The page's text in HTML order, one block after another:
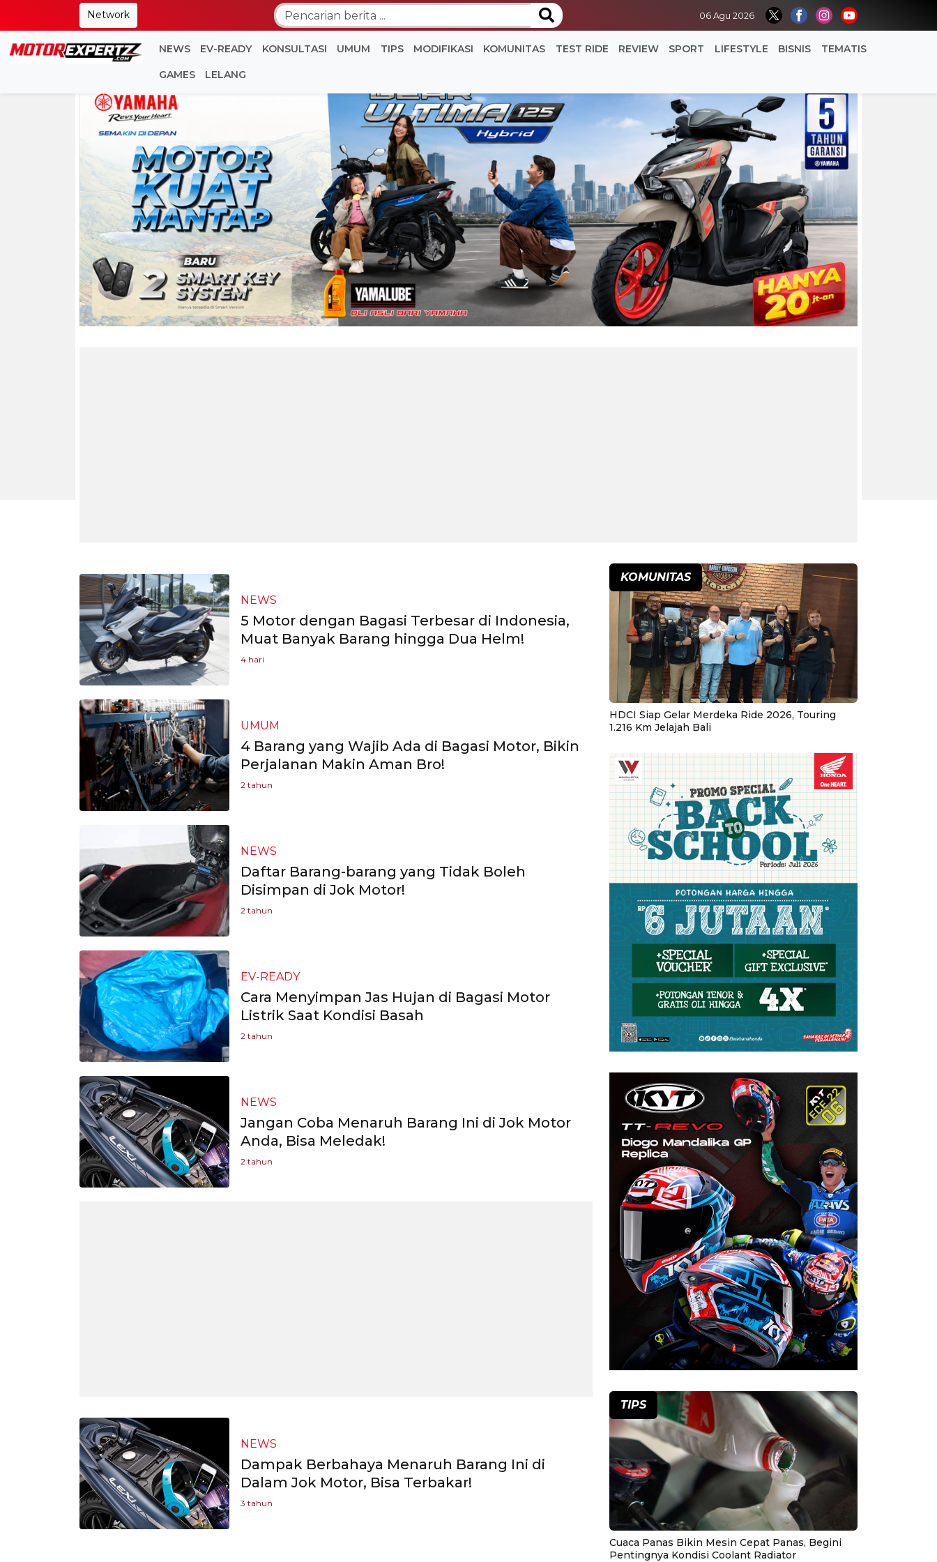
Network 06 Agu 2026
NEWS EV-READY KONSULTASI UMUM TIPS MODIFIKASI KOMUNITAS TEST RIDE REVIEW SPORT LIFESTYLE BISNIS TEMATIS
GAMES LELANG
NEWS
5 Motor dengan Bagasi Terbesar di Indonesia,
Muat Banyak Barang hingga Dua Helm!
4 hari
UMUM
4 Barang yang Wajib Ada di Bagasi Motor, Bikin
Perjalanan Makin Aman Bro!
2 tahun
NEWS
Daftar Barang-barang yang Tidak Boleh
Disimpan di Jok Motor!
2 tahun
EV-READY
Cara Menyimpan Jas Hujan di Bagasi Motor
Listrik Saat Kondisi Basah
2 tahun
NEWS
Jangan Coba Menaruh Barang Ini di Jok Motor
Anda, Bisa Meledak!
2 tahun
NEWS
Dampak Berbahaya Menaruh Barang Ini di
Dalam Jok Motor, Bisa Terbakar!
3 tahun
KOMUNITAS
HDCI Siap Gelar Merdeka Ride 2026, Touring
1.216 Km Jelajah Bali
TIPS
Cuaca Panas Bikin Mesin Cepat Panas, Begini
Pentingnya Kondisi Coolant Radiator